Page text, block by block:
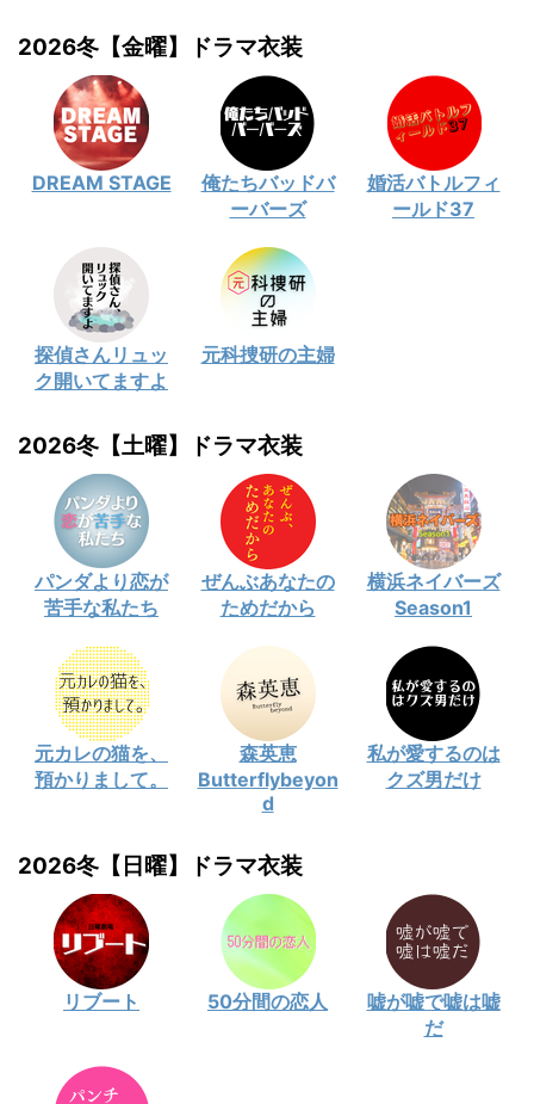
2026冬【金曜】ドラマ衣装
DREAM STAGE
俺たちバッドバ
ーバーズ
婚活バトルフィ
ールド37
探偵さんリュッ
ク開いてますよ
元科捜研の主婦
2026冬【土曜】ドラマ衣装
パンダより恋が
苦手な私たち
ぜんぶあなたの
ためだから
横浜ネイバーズ
Season1
元カレの猫を、
預かりまして。
森英恵
Butterflybeyon
d
私が愛するのは
クズ男だけ
2026冬【日曜】ドラマ衣装
リブート 50分間の恋人
嘘が嘘で嘘は嘘
だ